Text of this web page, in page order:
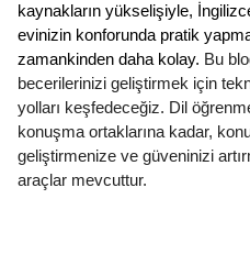
kaynakların yükselişiyle,
evinizin konforunda pratik
zamankinden daha kolay. Bu
becerilerinizi geliştirmek için
yolları keşfedeceğiz. Dil
konuşma ortaklarına kadar,
geliştirmenize ve güveninizi
araçlar mevcuttur.